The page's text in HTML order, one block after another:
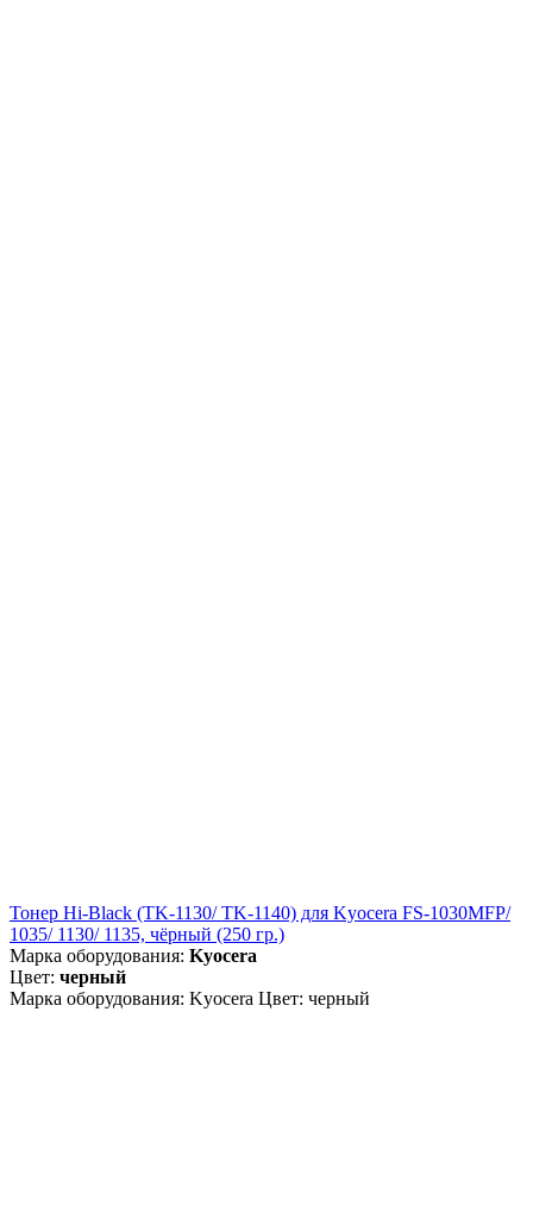
Тонер Hi-Black (TK-1130/ TK-1140) для Kyocera FS-1030MFP/
1035/ 1130/ 1135, чёрный (250 гр.)
Марка оборудования: Kyocera
Цвет: черный
Марка оборудования: Kyocera Цвет: черный